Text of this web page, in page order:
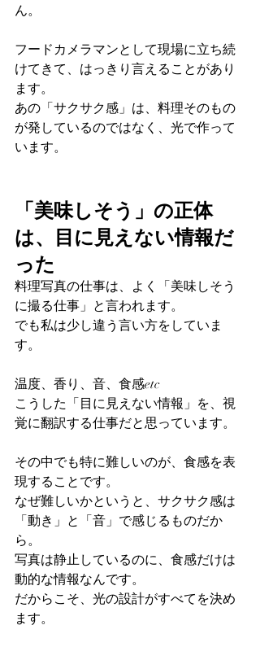
ん。
フードカメラマンとして現場に立ち続
けてきて、はっきり言えることがあり
ます。
あの「サクサク感」は、料理そのもの
が発しているのではなく、光で作って
います。
「美味しそう」の正体
は、目に見えない情報だ
った
料理写真の仕事は、よく「美味しそう
に撮る仕事」と言われます。
でも私は少し違う言い方をしていま
す。
温度、香り、音、食感etc
こうした「目に見えない情報」を、視
覚に翻訳する仕事だと思っています。
その中でも特に難しいのが、食感を表
現することです。
なぜ難しいかというと、サクサク感は
「動き」と「音」で感じるものだか
ら。
写真は静止しているのに、食感だけは
動的な情報なんです。
だからこそ、光の設計がすべてを決め
ます。